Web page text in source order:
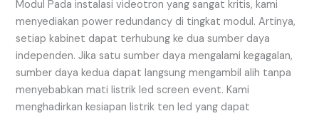
Modul Pada instalasi videotron yang sangat kritis, kami
menyediakan power redundancy di tingkat modul. Artinya,
setiap kabinet dapat terhubung ke dua sumber daya
independen. Jika satu sumber daya mengalami kegagalan,
sumber daya kedua dapat langsung mengambil alih tanpa
menyebabkan mati listrik led screen event. Kami
menghadirkan kesiapan listrik ten led yang dapat